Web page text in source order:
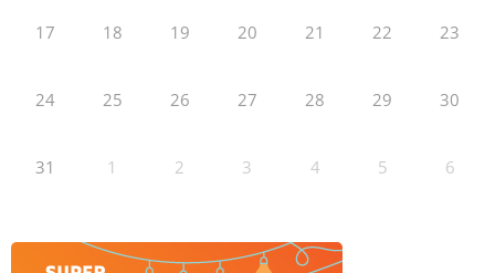
17 18 19 20 21 22 23
24 25 26 27 28 29 30
31 1 2 3 4 5 6